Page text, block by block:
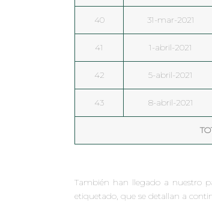
40 31-mar-2021
41 1-abril-2021
42 5-abril-2021
43 8-abril-2021
También han llegado a nuestro
etiquetado, que se detallan a